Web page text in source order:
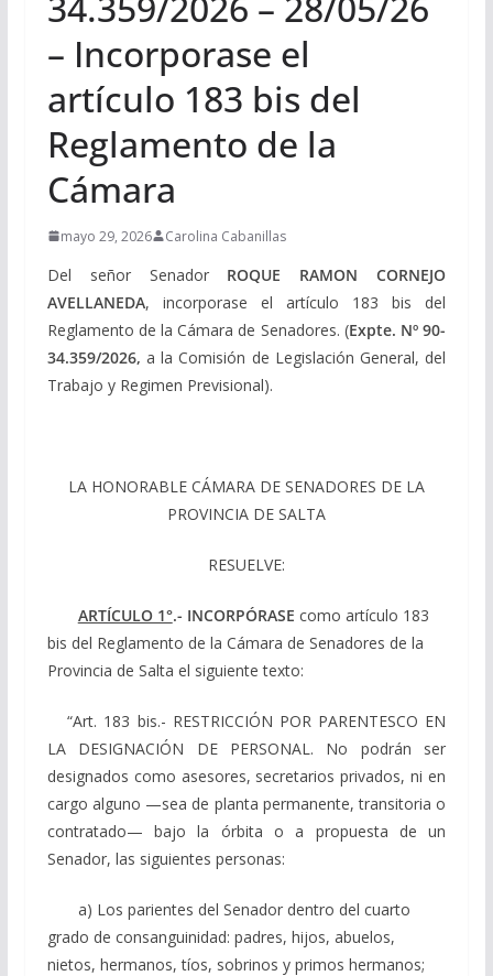
– Incorporase el
artículo 183 bis del
Reglamento de la
Cámara
mayo 29, 2026 Carolina Cabanillas
Del señor Senador ROQUE RAMON CORNEJO
AVELLANEDA, incorporase el artículo 183 bis del
Reglamento de la Cámara de Senadores. (Expte. Nº 90-
34.359/2026, a la Comisión de Legislación General, del
Trabajo y Regimen Previsional).
LA HONORABLE CÁMARA DE SENADORES DE LA
PROVINCIA DE SALTA
RESUELVE:
ARTÍCULO 1°.- INCORPÓRASE como artículo 183
bis del Reglamento de la Cámara de Senadores de la
Provincia de Salta el siguiente texto:
“Art. 183 bis.- RESTRICCIÓN POR PARENTESCO EN
LA DESIGNACIÓN DE PERSONAL. No podrán ser
designados como asesores, secretarios privados, ni en
cargo alguno —sea de planta permanente, transitoria o
contratado— bajo la órbita o a propuesta de un
Senador, las siguientes personas:
a) Los parientes del Senador dentro del cuarto
grado de consanguinidad: padres, hijos, abuelos,
nietos, hermanos, tíos, sobrinos y primos hermanos;